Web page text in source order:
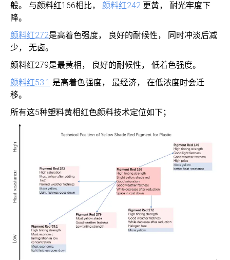
般。 与颜料红166相比， 颜料红242 更黄， 耐光牢度下
降。
颜料红272是高着色强度， 良好的耐候性， 同时冲淡后减
少， 无卤。
颜料红279是最黄相， 良好的耐候性， 低着色强度。
颜料红53:1 是高着色强度， 最经济， 在低浓度时会迁
移。
所有这5种塑料黄相红色颜料技术定位如下；